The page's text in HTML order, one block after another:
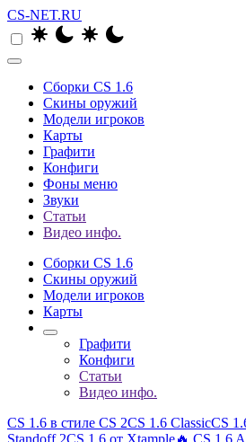
CS-NET.RU
Сборки CS 1.6
Скины оружий
Модели игроков
Карты
Графити
Конфиги
Фоны меню
Звуки
Статьи
Видео инфо.
Сборки CS 1.6
Скины оружий
Модели игроков
Карты
Графити
Конфиги
Статьи
Видео инфо.
CS 1.6 в стиле CS 2CS 1.6 ClassicCS
Standoff 2CS 1.6 от Xtample🔥 CS 1.6